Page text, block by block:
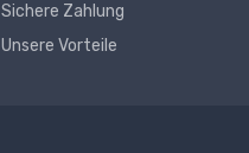
Sichere Zahlung
Unsere Vorteile